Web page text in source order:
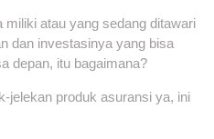
atau yang sedang ditawari
dan investasinya yang bisa
depan, itu bagaimana?
jelekan produk asuransi ya, ini